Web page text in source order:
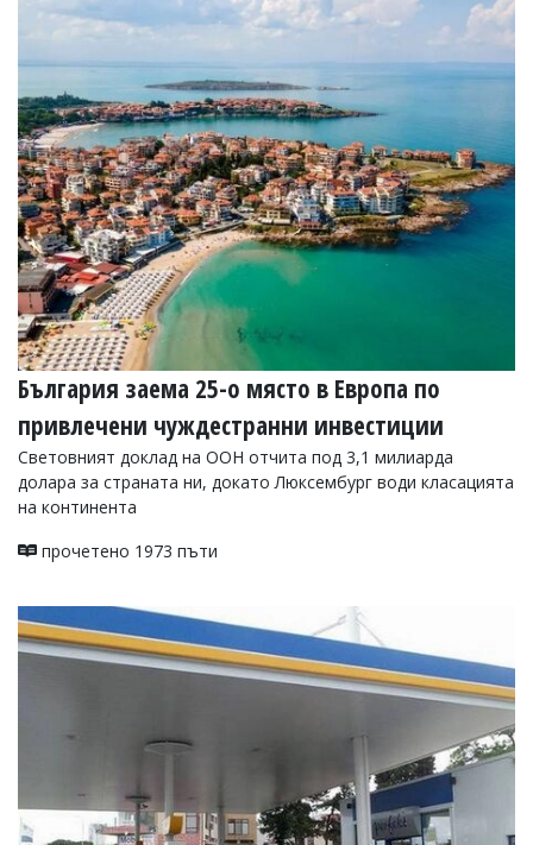
България заема 25-о място в Европа по
привлечени чуждестранни инвестиции
Световният доклад на ООН отчита под 3,1 милиарда
долара за страната ни, докато Люксембург води класацията
на континента
прочетено 1973 пъти